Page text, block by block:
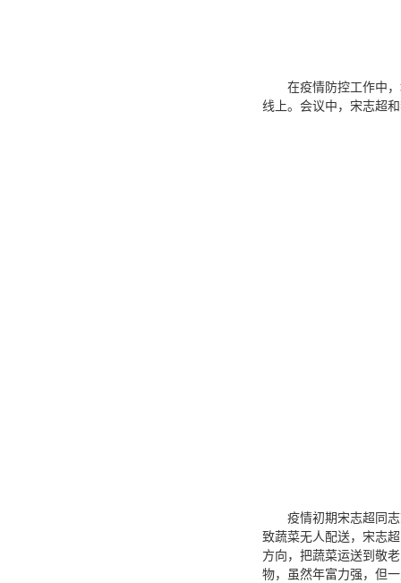
在疫情防控工作中
线上。会议中，宋志超
疫情初期宋志超同
致蔬菜无人配送，宋志
方向，把蔬菜运送到敬
物，虽然年富力强，但